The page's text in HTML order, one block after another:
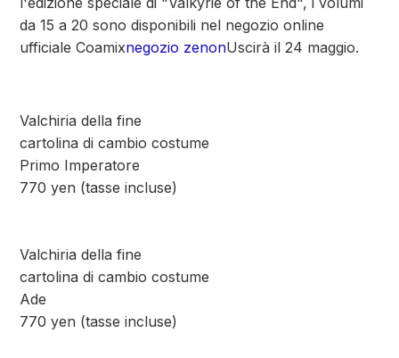
da 15 a 20 sono disponibili nel negozio online
ufficiale Coamixnegozio zenonUscirà il 24 maggio.
Valchiria della fine
cartolina di cambio costume
Primo Imperatore
770 yen (tasse incluse)
Valchiria della fine
cartolina di cambio costume
Ade
770 yen (tasse incluse)